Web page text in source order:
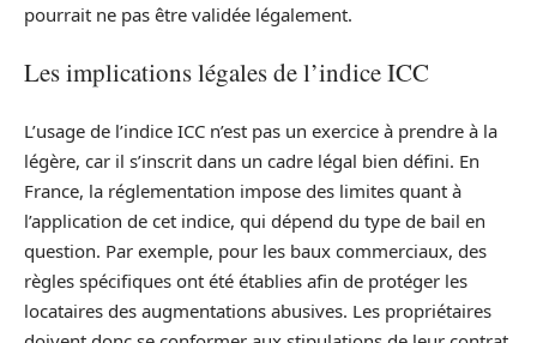
pourrait ne pas être validée légalement.
Les implications légales de l’indice ICC
L’usage de l’indice ICC n’est pas un exercice à prendre à la
légère, car il s’inscrit dans un cadre légal bien défini. En
France, la réglementation impose des limites quant à
l’application de cet indice, qui dépend du type de bail en
question. Par exemple, pour les baux commerciaux, des
règles spécifiques ont été établies afin de protéger les
locataires des augmentations abusives. Les propriétaires